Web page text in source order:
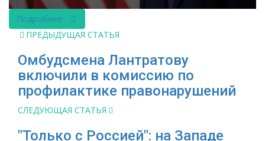
Подробнее
ПРЕДЫДУЩАЯ СТАТЬЯ
Омбудсмена Лантратову
включили в комиссию по
профилактике правонарушений
СЛЕДУЮЩАЯ СТАТЬЯ
"Только с Россией": на Западе